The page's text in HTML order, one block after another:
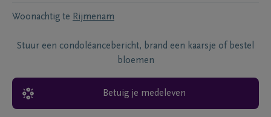
Woonachtig te Rijmenam
Stuur een condoléancebericht, brand een kaarsje of bestel
bloemen
Betuig je medeleven